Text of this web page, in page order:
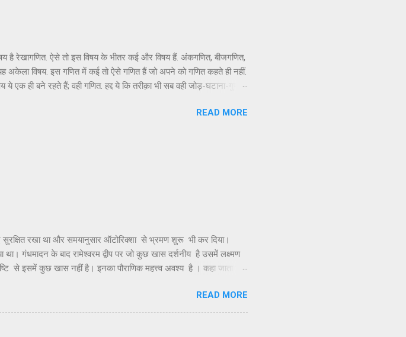
है रेखागणित. ऐसे तो इस विषय के भीतर कई और विषय हैं. अंकगणित, बीजगणित,
अकेला विषय. इस गणित में कई तो ऐसे गणित हैं जो अपने को गणित कहते ही नहीं.
ये एक ही बने रहते हैं; वही गणित. हद्द ये कि तरीक़ा भी सब वही जोड़-घटाना-गुणा-
वासना से बचने का उपदेश क्यों दिया, इसका अनुभव मुझे गणित नाम के विषय से सघन
READ MORE
सुरक्षित रखा था और समयानुसार ऑटोरिक्शा से भ्रमण शुरू भी कर दिया।
था। गंधमादन के बाद रामेश्वरम द्वीप पर जो कुछ खास दर्शनीय है उसमें लक्ष्मण
से इसमें कुछ खास नहीं है। इनका पौराणिक महत्त्व अवश्य है । कहा जाता है
प्रति कृतज्ञता प्रकट करने के लिए पुष्पक विमान को इस द्वीप पर उतारा था
और लक्ष्मणजी ने पूजा के लिए विशेष कुंड बनाए और उसके जल से अभिषेक
तीर्थ है । हाँ, यहाँ सफाई और व्यवस्था नहीं मिलती और यह देखकर दुख
READ MORE